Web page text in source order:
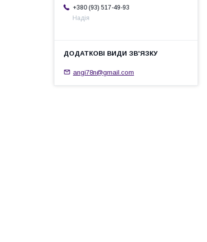
+380 (93) 517-49-93
Надія
angi78n@gmail.com